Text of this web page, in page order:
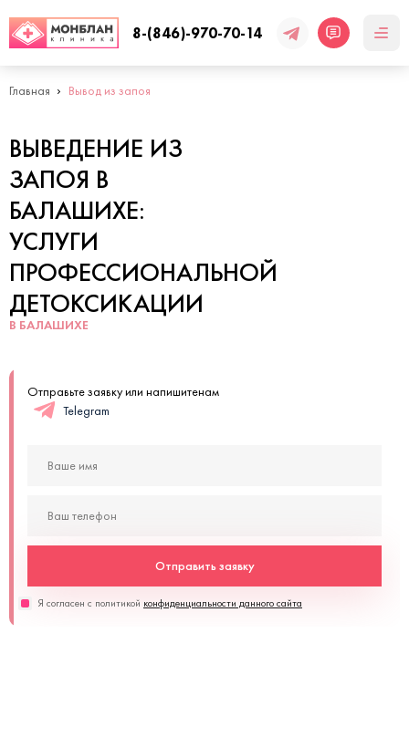
8-(846)-970-70-14
Главная Вывод из запоя
ВЫВЕДЕНИЕ ИЗ
ЗАПОЯ В
БАЛАШИХЕ:
УСЛУГИ
ПРОФЕССИОНАЛЬНОЙ
ДЕТОКСИКАЦИИ
В БАЛАШИХЕ
Отправьте заявку или напишитенам
Telegram
Отправить заявку
Я согласен с политикой конфиденциальности данного сайта